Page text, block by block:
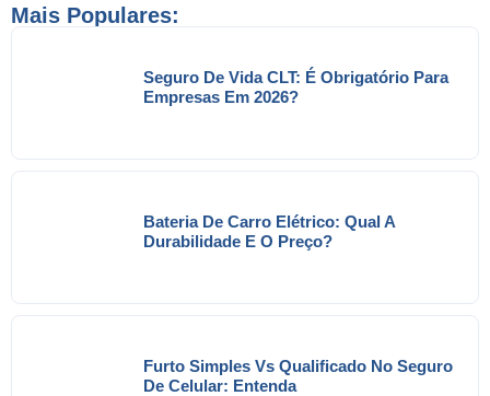
Mais Populares:
Seguro De Vida CLT: É Obrigatório Para
Empresas Em 2026?
Bateria De Carro Elétrico: Qual A
Durabilidade E O Preço?
Furto Simples Vs Qualificado No Seguro
De Celular: Entenda